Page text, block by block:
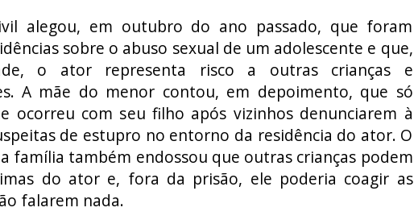
alegou, em outubro do ano passado, que foram
sobre o abuso sexual de um adolescente e que,
o ator representa risco a outras crianças e
A mãe do menor contou, em depoimento, que só
ocorreu com seu filho após vizinhos denunciarem à
de estupro no entorno da residência do ator. O
família também endossou que outras crianças podem
do ator e, fora da prisão, ele poderia coagir as
falarem nada.